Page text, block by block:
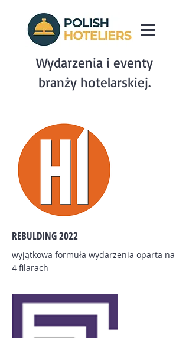
Wydarzenia i eventy
branży hotelarskiej.
REBULDING 2022
wyjątkowa formuła wydarzenia oparta na
4 filarach
Inspiracje - Działanie - Współpraca -
Wymiana doświadczeń